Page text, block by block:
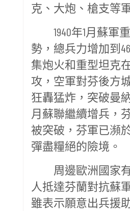
克、大炮、槍支等
1940年1月蘇軍
勢，總兵力增加到
集炮火和重型坦克
攻，空軍對芬後方
狂轟猛炸，突破曼
月蘇聯繼續增兵，
被突破，芬軍已瀕
彈盡糧絕的險境。
周邊歐洲國家有
人抵達芬蘭對抗蘇
雖表示願意出兵援